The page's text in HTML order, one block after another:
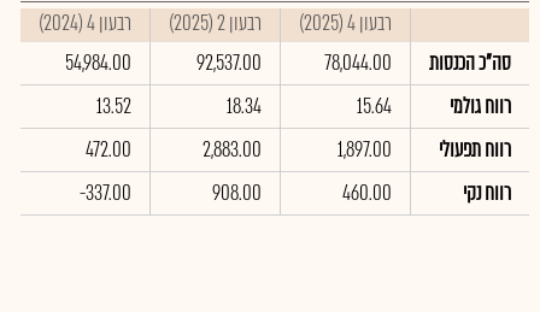
רבעון 4 (2025) רבעון 2 (2025) רבעון 4 (2024)
סה"כ הכנסות
78,044.00
92,537.00
54,984.00
רווח גולמי
15.64
18.34
13.52
רווח תפעולי
1,897.00
2,883.00
472.00
רווח נקי
460.00
908.00
-337.00